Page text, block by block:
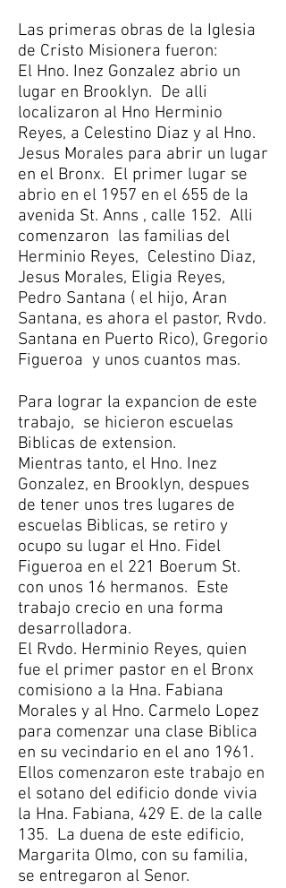
Las primeras obras de la Iglesia
de Cristo Misionera fueron:
El Hno. Inez Gonzalez abrio un
lugar en Brooklyn. De alli
localizaron al Hno Herminio
Reyes, a Celestino Diaz y al Hno.
Jesus Morales para abrir un lugar
en el Bronx. El primer lugar se
abrio en el 1957 en el 655 de la
avenida St. Anns , calle 152. Alli
comenzaron las familias del
Herminio Reyes, Celestino Diaz,
Jesus Morales, Eligia Reyes,
Pedro Santana ( el hijo, Aran
Santana, es ahora el pastor, Rvdo.
Santana en Puerto Rico), Gregorio
Figueroa y unos cuantos mas.
Para lograr la expancion de este
trabajo, se hicieron escuelas
Biblicas de extension.
Mientras tanto, el Hno. Inez
Gonzalez, en Brooklyn, despues
de tener unos tres lugares de
escuelas Biblicas, se retiro y
ocupo su lugar el Hno. Fidel
Figueroa en el 221 Boerum St.
con unos 16 hermanos. Este
trabajo crecio en una forma
desarrolladora.
El Rvdo. Herminio Reyes, quien
fue el primer pastor en el Bronx
comisiono a la Hna. Fabiana
Morales y al Hno. Carmelo Lopez
para comenzar una clase Biblica
en su vecindario en el ano 1961.
Ellos comenzaron este trabajo en
el sotano del edificio donde vivia
la Hna. Fabiana, 429 E. de la calle
135. La duena de este edificio,
Margarita Olmo, con su familia,
se entregaron al Senor.